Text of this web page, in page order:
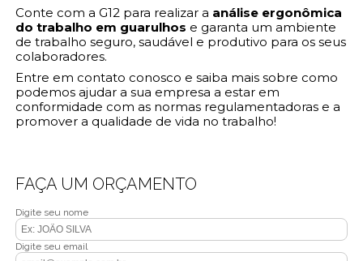
Conte com a G12 para realizar a análise ergonômica
do trabalho em guarulhos e garanta um ambiente
de trabalho seguro, saudável e produtivo para os seus
colaboradores.
Entre em contato conosco e saiba mais sobre como
podemos ajudar a sua empresa a estar em
conformidade com as normas regulamentadoras e a
promover a qualidade de vida no trabalho!
FAÇA UM ORÇAMENTO
Digite seu nome
Digite seu email